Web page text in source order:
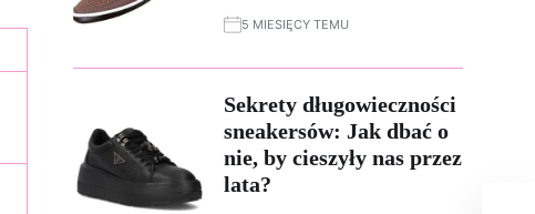
5 MIESIĘCY TEMU
Sekrety długowieczności
sneakersów: Jak dbać o
nie, by cieszyły nas przez
lata?